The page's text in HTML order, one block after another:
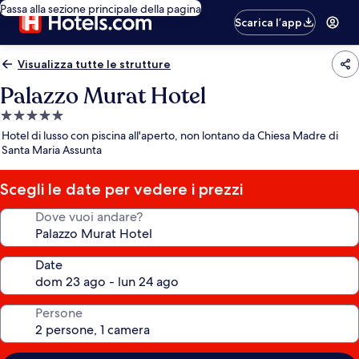
Passa alla sezione principale della pagina
Scarica l’app
Visualizza tutte le strutture
Palazzo Murat Hotel
Struttura
a
5.0
stelle
Hotel di lusso con piscina all'aperto, non lontano da Chiesa Madre di
Santa Maria Assunta
Scegli le date per vedere i prezzi
Dove vuoi andare?
Date
Persone